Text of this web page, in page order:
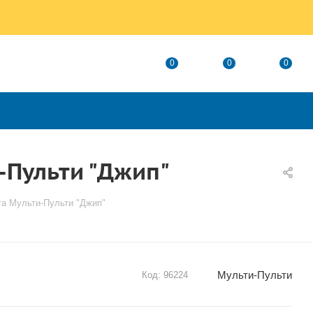
0 0 0
"Джип"
Мульти-Пульти "Джип"
Код: 96224 Мульти-Пульти